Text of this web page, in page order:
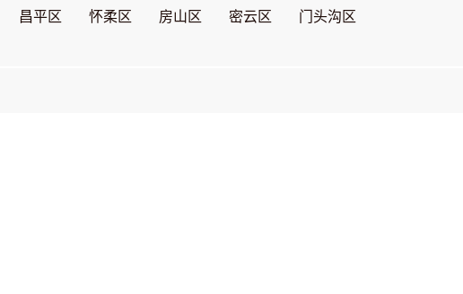
昌平区 怀柔区 房山区 密云区
门头沟区